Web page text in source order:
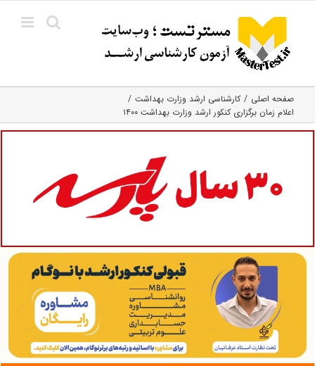
content
صفحه اصلی
کارشناسی ارشد وزارت بهداشت
اعلام زمان برگزاری کنکور ارشد وزارت بهداشت ۱۴۰۰